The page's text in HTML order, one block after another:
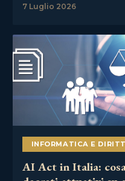
7 Luglio 2026
INFORMATICA E
AI Act in Italia: